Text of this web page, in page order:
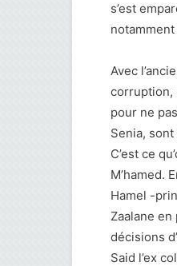
s’est
notamment
Avec
corruption,
pour ne
Senia,
C’est ce
M’hamed.
Hamel -
Zaalane
décisions
Said l’ex